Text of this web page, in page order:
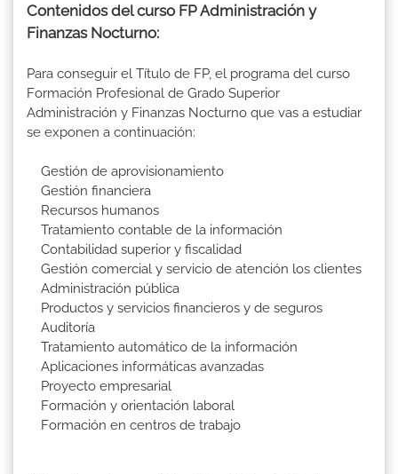
Contenidos del curso FP Administración y
Finanzas Nocturno:
Para conseguir el Título de FP, el programa del curso
Formación Profesional de Grado Superior
Administración y Finanzas Nocturno que vas a estudiar
se exponen a continuación:
Gestión de aprovisionamiento
Gestión financiera
Recursos humanos
Tratamiento contable de la información
Contabilidad superior y fiscalidad
Gestión comercial y servicio de atención los clientes
Administración pública
Productos y servicios financieros y de seguros
Auditoría
Tratamiento automático de la información
Aplicaciones informáticas avanzadas
Proyecto empresarial
Formación y orientación laboral
Formación en centros de trabajo